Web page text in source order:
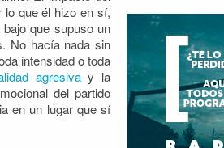
lo que él hizo en sí,
que supuso un
No hacía nada sin
intensidad o toda
agresivay la
del partido
en un lugar que sí